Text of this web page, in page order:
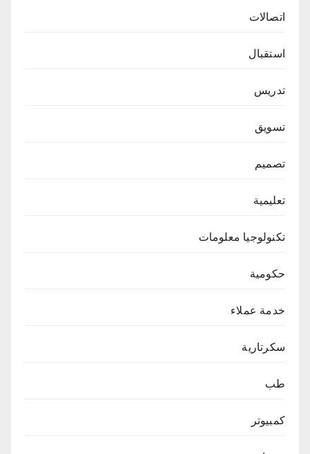
اتصالات
استقبال
تدريس
تسويق
تصميم
تعليمية
تكنولوجيا معلومات
حكومية
خدمة عملاء
سكرتارية
طب
كمبيوتر